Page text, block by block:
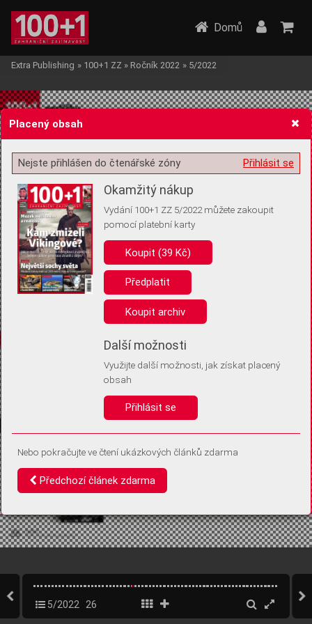
Žádost o souhlas s ukládáním volitelných informací
Pro základní fungování webu nepotřebujeme ukládat žádné informace
(tzv. cookies apod.). Rádi bychom vás ale požádali o souhlas s
uložením volitelných informací:
Anonymní unikátní ID
Díky němu příště poznáme, že se jedná o stejné zařízení, a
Identifikátor je zcela anonymní.
Vaše souhlasy a odmítnutí si ukládáme do vašeho zařízení, abychom se
vás už příště znovu neptali. Můžete je kdykoli později upravit ve Správě
Domů
Extra Publishing » 100+1 ZZ » Ročník 2022 » 5/2022
5/2022 26
Placený obsah
Přihlásit se
Nejste přihlášen do čtenářské zóny
Okamžitý nákup
Vydání 100+1 ZZ 5/2022 můžete zakoupit
pomocí platební karty
Koupit (39 Kč)
Předplatit
Koupit archiv
Další možnosti
Využijte další možnosti, jak získat placený
obsah
Přihlásit se
Nebo pokračujte ve čtení ukázkových článků zdarma
Předchozí článek zdarma